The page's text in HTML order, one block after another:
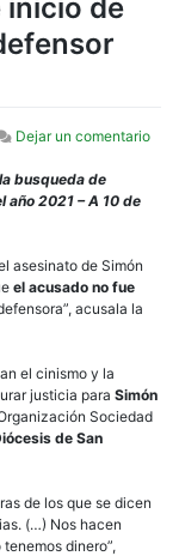
inicio de
Dejar un comentarioen
busqueda de
año 2021 – A 10 de
asesinato de Simón
el acusado no fue
acusala la
el cinismo y la
justicia para Simón
Sociedad
de San
de los que se dicen
(…) Nos hacen
dinero”,